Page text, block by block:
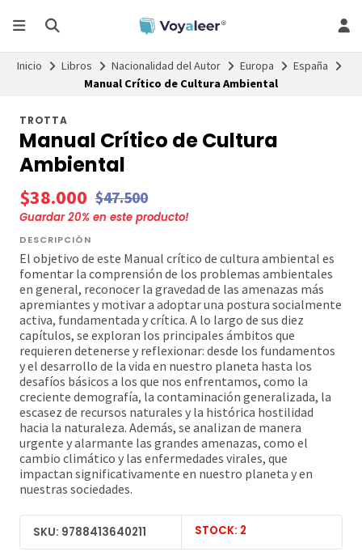
Inicio Libros Nacionalidad del Autor Europa
España
Manual Crítico de Cultura Ambiental
TROTTA
Manual Crítico de Cultura
Ambiental
$38.000 $47.500
Guardar20% en este producto!
DESCRIPCIÓN
El objetivo de este Manual crítico de cultura ambiental es
fomentar la comprensión de los problemas ambientales
en general, reconocer la gravedad de las amenazas más
apremiantes y motivar a adoptar una postura socialmente
activa, fundamentada y crítica. A lo largo de sus diez
capítulos, se exploran los principales ámbitos que
requieren detenerse y reflexionar: desde los fundamentos
y el desarrollo de la vida en nuestro planeta hasta los
desafíos básicos a los que nos enfrentamos, como la
creciente demografía, la contaminación generalizada, la
escasez de recursos naturales y la histórica hostilidad
hacia la naturaleza. Además, se analizan de manera
urgente y alarmante las grandes amenazas, como el
cambio climático y las enfermedades virales, que
impactan significativamente en nuestro planeta y en
nuestras sociedades.
SKU: 9788413640211 STOCK: 2